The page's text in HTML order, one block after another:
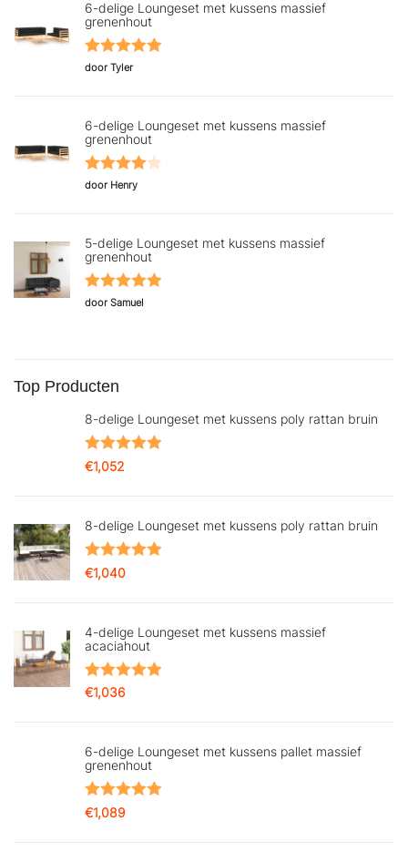
6-delige Loungeset met kussens massief
grenenhout
Gewaardeerd
door Tyler
6-delige Loungeset met kussens massief
grenenhout
Gewaardeerd
door Henry
5-delige Loungeset met kussens massief
grenenhout
Gewaardeerd
door Samuel
Top Producten
8-delige Loungeset met kussens poly rattan bruin
Gewaardeerd
€1,052
8-delige Loungeset met kussens poly rattan bruin
Gewaardeerd
€1,040
4-delige Loungeset met kussens massief
acaciahout
Gewaardeerd
€1,036
6-delige Loungeset met kussens pallet massief
grenenhout
Gewaardeerd
€1,089